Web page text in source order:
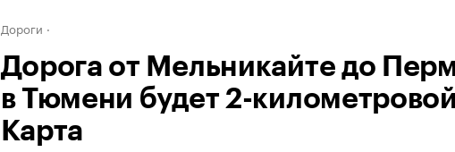
Дороги
Дорога от Мельникайте до
в Тюмени будет 2-
Карта